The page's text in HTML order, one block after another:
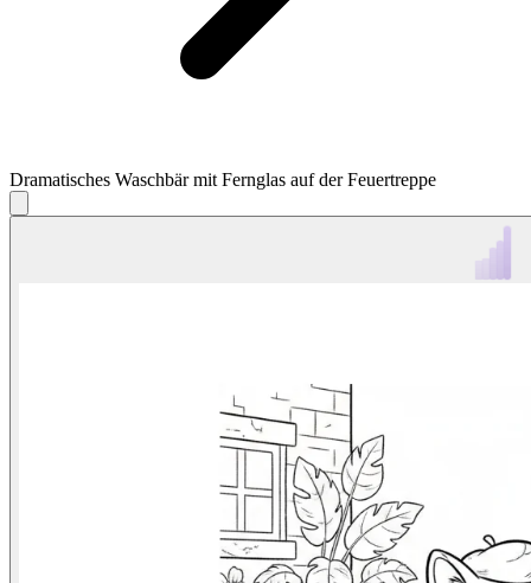
Dramatisches Waschbär mit Fernglas auf der Feuertreppe